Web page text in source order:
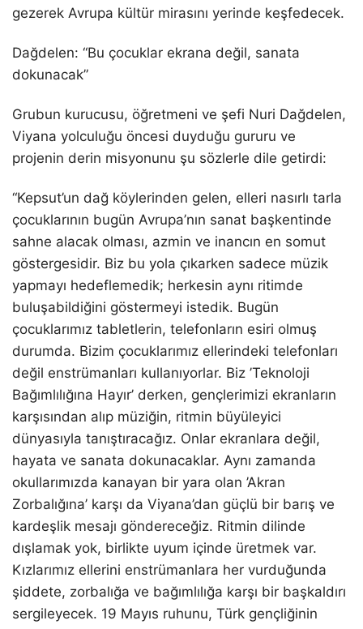
gezerek Avrupa kültür mirasını yerinde keşfedecek.
Dağdelen: “Bu çocuklar ekrana değil, sanata
dokunacak”
Grubun kurucusu, öğretmeni ve şefi Nuri Dağdelen,
Viyana yolculuğu öncesi duyduğu gururu ve
projenin derin misyonunu şu sözlerle dile getirdi:
“Kepsut’un dağ köylerinden gelen, elleri nasırlı tarla
çocuklarının bugün Avrupa’nın sanat başkentinde
sahne alacak olması, azmin ve inancın en somut
göstergesidir. Biz bu yola çıkarken sadece müzik
yapmayı hedeflemedik; herkesin aynı ritimde
buluşabildiğini göstermeyi istedik. Bugün
çocuklarımız tabletlerin, telefonların esiri olmuş
durumda. Bizim çocuklarımız ellerindeki telefonları
değil enstrümanları kullanıyorlar. Biz ’Teknoloji
Bağımlılığına Hayır’ derken, gençlerimizi ekranların
karşısından alıp müziğin, ritmin büyüleyici
dünyasıyla tanıştıracağız. Onlar ekranlara değil,
hayata ve sanata dokunacaklar. Aynı zamanda
okullarımızda kanayan bir yara olan ’Akran
Zorbalığına’ karşı da Viyana’dan güçlü bir barış ve
kardeşlik mesajı göndereceğiz. Ritmin dilinde
dışlamak yok, birlikte uyum içinde üretmek var.
Kızlarımız ellerini enstrümanlara her vurduğunda
şiddete, zorbalığa ve bağımlılığa karşı bir başkaldırı
sergileyecek. 19 Mayıs ruhunu, Türk gençliğinin